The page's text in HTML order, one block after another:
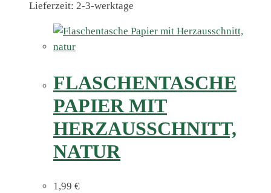
Lieferzeit: 2-3-werktage
FLASCHENTASCHE
PAPIER MIT
HERZAUSSCHNITT,
NATUR
1,99 €